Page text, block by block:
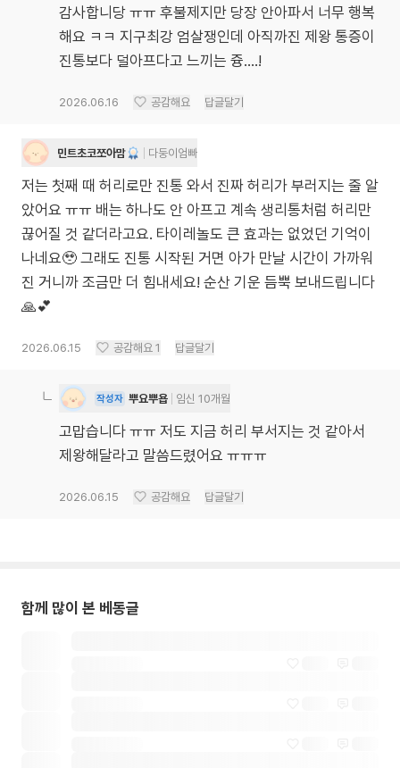
감사합니당 ㅠㅠ 후불제지만 당장 안아파서 너무 행복
해요 ㅋㅋ 지구최강 엄살쟁인데 아직까진 제왕 통증이
진통보다 덜아프다고 느끼는 즁....!
2026.06.16 공감해요 답글달기
민트초코쪼아맘 다둥이엄빠
저는 첫째 때 허리로만 진통 와서 진짜 허리가 부러지는 줄 알
았어요 ㅠㅠ 배는 하나도 안 아프고 계속 생리통처럼 허리만
끊어질 것 같더라고요. 타이레놀도 큰 효과는 없었던 기억이
나네요🥹 그래도 진통 시작된 거면 아가 만날 시간이 가까워
진 거니까 조금만 더 힘내세요! 순산 기운 듬뿍 보내드립니다
🙏💕
2026.06.15 공감해요 1 답글달기
작성자 뿌요뿌욥 임신 10개월
고맙습니다 ㅠㅠ 저도 지금 허리 부서지는 것 같아서
제왕해달라고 말씀드렸어요 ㅠㅠㅠ
2026.06.15 공감해요 답글달기
함께 많이 본 베동글